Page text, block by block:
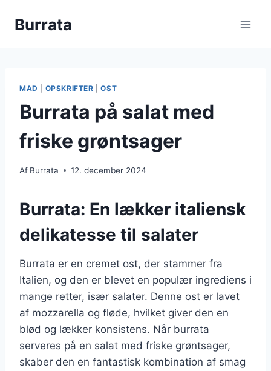
Burrata
MAD OPSKRIFTER |OST
Burrata på salat med
friske grøntsager
Af Burrata 12. december 2024
Burrata: En lækker italiensk
delikatesse til salater
Burrata er en cremet ost, der stammer fra
Italien, og den er blevet en populær ingrediens i
mange retter, især salater. Denne ost er lavet
af mozzarella og fløde, hvilket giver den en
blød og lækker konsistens. Når burrata
serveres på en salat med friske grøntsager,
skaber den en fantastisk kombination af smag